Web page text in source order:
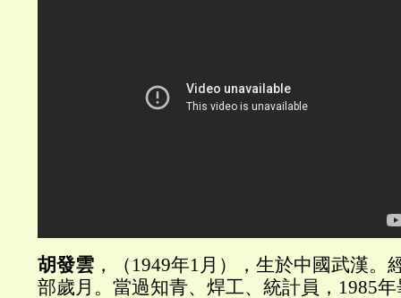
胡發雲 ，（1949年1月），生於中國武漢。
部歲月。當過知青、焊工、統計員，1985